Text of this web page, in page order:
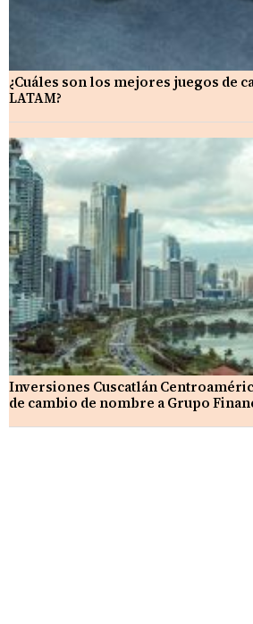
¿Cuáles son los mejores juegos de
LATAM?
Inversiones Cuscatlán
de cambio de nombre a Grupo